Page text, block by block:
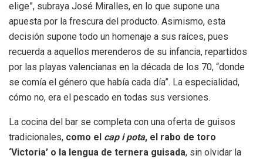
elige”, subraya José Miralles, en lo que supone una
apuesta por la frescura del producto. Asimismo, esta
decisión supone todo un homenaje a sus raíces, pues
recuerda a aquellos merenderos de su infancia, repartidos
por las playas valencianas en la década de los 70, “donde
se comía el género que había cada día”. La especialidad,
cómo no, era el pescado en todas sus versiones.
La cocina del bar se completa con una oferta de guisos
tradicionales, como el cap i pota, el rabo de toro
‘Victoria’ o la lengua de ternera guisada, sin olvidar la